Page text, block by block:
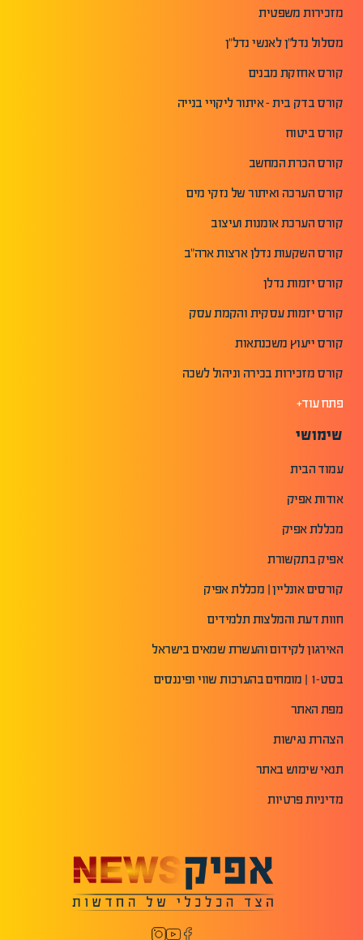
מזכירות משפטית
מסלול נדל"ן לאנשי נדל"ן
קורס אחזקת מבנים
קורס בדק בית - איתור ליקויי בנייה
קורס ביטוח
קורס הכרת המחשב
קורס הערכה ואיתור של נזקי מים
קורס הערכת אומנות ועיצוב
קורס השקעות נדלן ארצות ארה"ב
קורס יזמות נדלן
קורס יזמות עסקית והקמת עסק
קורס ייעוץ משכנתאות
קורס מזכירות בכירה וניהול לשכה
פתח עוד+
שימושי
עמוד הבית
אודות אפיק
מכללת אפיק
אפיק בתקשורת
קורסים אונליין | מכללת אפיק
חוות דעת והמלצות תלמידים
האירגון לקידום והעשרת שמאים בישראל
בסט-1 | מומחים בהערכות שווי ופיננסים
מפת האתר
הצהרת נגישות
תנאי שימוש באתר
מדיניות פרטיות